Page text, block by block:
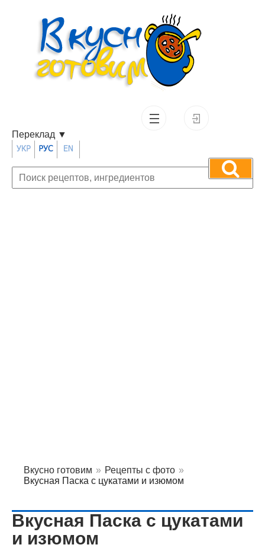
Переклад ▼
Вкусно готовим » Рецепты с фото »
Вкусная Паска с цукатами и изюмом
Вкусная Паска с цукатами
и изюмом